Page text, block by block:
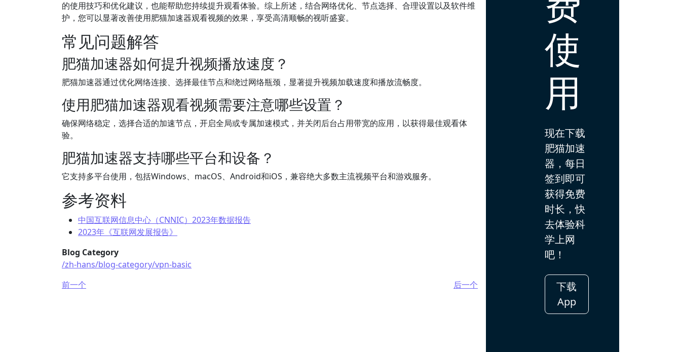
的使用技巧和优化建议，也能帮助您持续提升观看体验。综上所述，结合网络优化、节点选择、合理设置以及软件维
护，您可以显著改善使用肥猫加速器观看视频的效果，享受高清顺畅的视听盛宴。
常见问题解答
肥猫加速器如何提升视频播放速度？
肥猫加速器通过优化网络连接、选择最佳节点和绕过网络瓶颈，显著提升视频加载速度和播放流畅度。
使用肥猫加速器观看视频需要注意哪些设置？
确保网络稳定，选择合适的加速节点，开启全局或专属加速模式，并关闭后台占用带宽的应用，以获得最佳观看体
验。
肥猫加速器支持哪些平台和设备？
它支持多平台使用，包括Windows、macOS、Android和iOS，兼容绝大多数主流视频平台和游戏服务。
参考资料
中国互联网信息中心（CNNIC）2023年数据报告
2023年《互联网发展报告》
Blog Category
/zh-hans/blog-category/vpn-basic
前一个
后一个
使
用
现在下载
肥猫加速
器，每日
签到即可
获得免费
时长，快
去体验科
学上网
吧！
下载
App